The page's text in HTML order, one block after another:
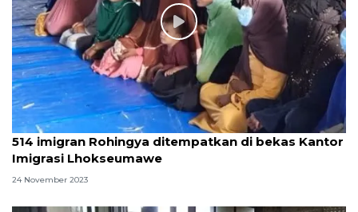
514 imigran Rohingya ditempatkan di bekas Kantor
Imigrasi Lhokseumawe
24 November 2023